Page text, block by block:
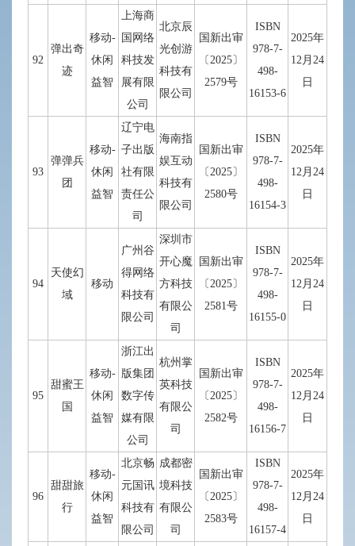
92
弹出奇
迹
移动-
休闲
益智
上海商
国网络
科技发
展有限
公司
北京辰
光创游
科技有
限公司
国新出审
〔2025〕
2579号
ISBN
978-7-
498-
16153-6
2025年
12月24
日
93
弹弹兵
团
移动-
休闲
益智
辽宁电
子出版
社有限
责任公
司
海南指
娱互动
科技有
限公司
国新出审
〔2025〕
2580号
ISBN
978-7-
498-
16154-3
2025年
12月24
日
94
天使幻
域
移动
广州谷
得网络
科技有
限公司
深圳市
开心魔
方科技
有限公
司
国新出审
〔2025〕
2581号
ISBN
978-7-
498-
16155-0
2025年
12月24
日
95
甜蜜王
国
移动-
休闲
益智
浙江出
版集团
数字传
媒有限
公司
杭州掌
英科技
有限公
司
国新出审
〔2025〕
2582号
ISBN
978-7-
498-
16156-7
2025年
12月24
日
96
甜甜旅
行
移动-
休闲
益智
北京畅
元国讯
科技有
限公司
成都密
境科技
有限公
司
国新出审
〔2025〕
2583号
ISBN
978-7-
498-
16157-4
2025年
12月24
日